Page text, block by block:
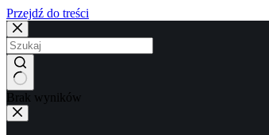
Przejdź do treści
Brak wyników